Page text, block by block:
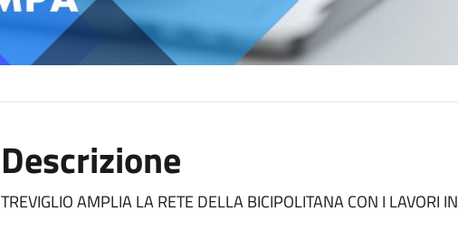
Descrizione
TREVIGLIO AMPLIA LA RETE DELLA BICIPOLITANA CON I LAVORI